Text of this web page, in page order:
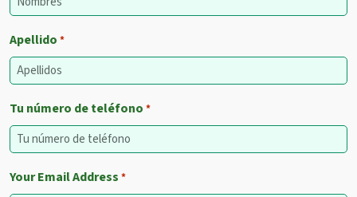
Apellido *
Tu número de teléfono *
Your Email Address *